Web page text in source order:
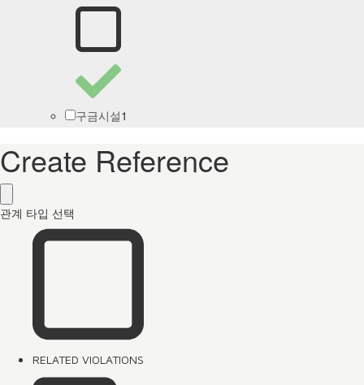
구금시설1
Create Reference
관계 타입 선택
RELATED VIOLATIONS